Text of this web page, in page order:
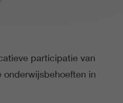
participatie van
onderwijsbehoeften in